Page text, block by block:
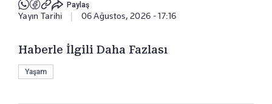
Paylaş
Yayın Tarihi 06 Ağustos, 2026 - 17:16
Haberle İlgili Daha Fazlası
Yaşam